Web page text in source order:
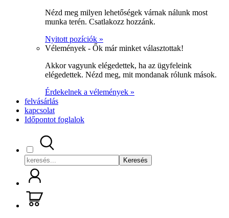
Nézd meg milyen lehetőségek várnak nálunk most
munka terén. Csatlakozz hozzánk.
Nyitott pozíciók »
Vélemények - Ők már minket választottak!
Akkor vagyunk elégedettek, ha az ügyfeleink
elégedettek. Nézd meg, mit mondanak rólunk mások.
Érdekelnek a vélemények »
felvásárlás
kapcsolat
Időpontot foglalok
Keresés